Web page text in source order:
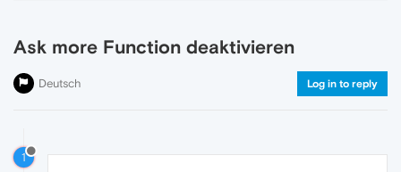
Ask more Function deaktivieren
Deutsch Log in to reply
1